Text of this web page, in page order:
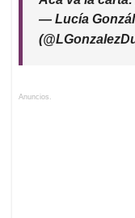
— Lucía
Anuncios.